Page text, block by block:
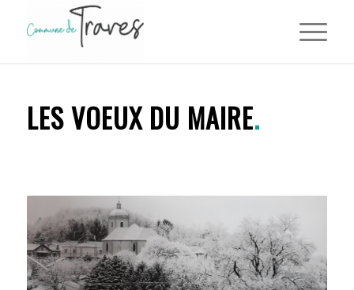
LES VOEUX DU MAIRE.